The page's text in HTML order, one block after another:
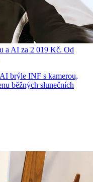
a AI za 2 019 Kč. Od
brýle INF s kamerou,
běžných slunečních